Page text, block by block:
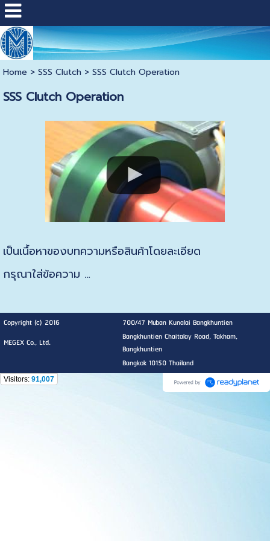
Home > SSS Clutch> SSS Clutch Operation
SSS Clutch Operation
เป็นเนื้อหาของบทความหรือสินค้าโดยละเอียด
กรุณาใส่ข้อความ …
Copyright (c) 2016
700/47 Muban Kunalai Bangkhuntien
MEGEX Co., Ltd.
Bangkhuntien Chaitalay Road, Takham,
Bangkhuntien
Bangkok 10150 Thailand
Visitors: 91,007